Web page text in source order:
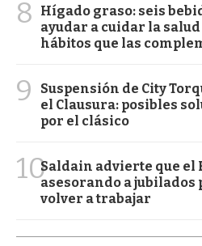
8
Hígado graso: seis
ayudar a cuidar la
hábitos que las
9
Suspensión de City
el Clausura: posibles
por el clásico
10Saldain advierte que el
asesorando a jubilados
volver a trabajar